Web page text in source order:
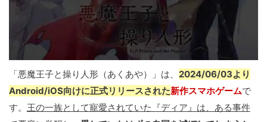
「悪魔王子と操り人形（あくあや）」は、 2024/06/03より
Android/iOS向けに正式リリースされた新作スマホゲームで
す。 王の一族として寵愛されていた『ディア』は、ある事件